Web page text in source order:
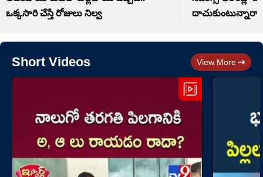
ఒక్కసారి చేస్తే రోజులు నిల్వ
Short Videos View More